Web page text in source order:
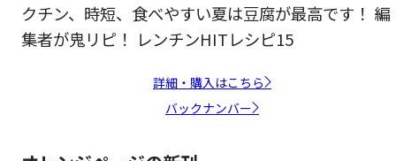
クチン、時短、食べやすい夏は豆腐が最高です！ 編
集者が鬼リピ！ レンチンHITレシピ15
詳細・購入はこちら
バックナンバー